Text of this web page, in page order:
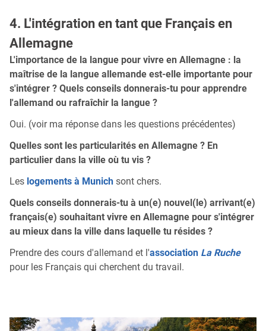
4. L'intégration en tant que Français en
Allemagne
L'importance de la langue pour vivre en Allemagne : la
maîtrise de la langue allemande est-elle importante pour
s'intégrer ? Quels conseils donnerais-tu pour apprendre
l'allemand ou rafraîchir la langue ?
Oui. (voir ma réponse dans les questions précédentes)
Quelles sont les particularités en Allemagne ? En
particulier dans la ville où tu vis ?
Les logements à Munich sont chers.
Quels conseils donnerais-tu à un(e) nouvel(le) arrivant(e)
français(e) souhaitant vivre en Allemagne pour s'intégrer
au mieux dans la ville dans laquelle tu résides ?
Prendre des cours d'allemand et l'association La Ruche
pour les Français qui cherchent du travail.